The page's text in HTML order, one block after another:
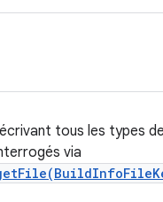
tous les types
via